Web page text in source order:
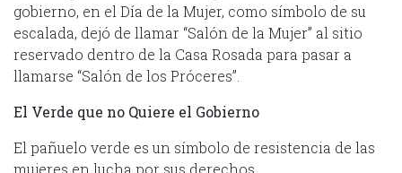
gobierno, en el Día de la Mujer, como símbolo de su
escalada, dejó de llamar “Salón de la Mujer” al sitio
reservado dentro de la Casa Rosada para pasar a
llamarse “Salón de los Próceres”.
El Verde que no Quiere el Gobierno
El pañuelo verde es un símbolo de resistencia de las
mujeres en lucha por sus derechos